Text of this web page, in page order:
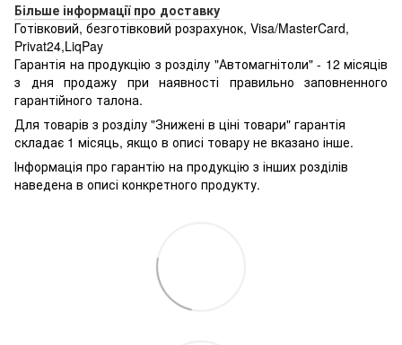
Більше інформації про доставку
Готівковий, безготівковий розрахунок, Visa/MasterCard,
Privat24,LiqPay
Гарантія на продукцію з розділу "Автомагнітоли" - 12 місяців
з дня продажу при наявності правильно заповненного
гарантійного талона.
Для товарів з розділу "Знижені в ціні товари" гарантія
складає 1 місяць, якщо в описі товару не вказано інше.
Інформація про гарантію на продукцію з інших розділів
наведена в описі конкретного продукту.